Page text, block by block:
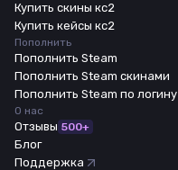
Купить скины кс2
Купить кейсы кс2
Пополнить
Пополнить Steam
Пополнить Steam скинами
Пополнить Steam по логину
О нас
Отзывы 500+
Блог
Поддержка